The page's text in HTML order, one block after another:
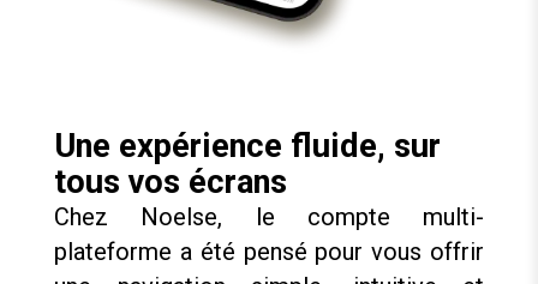
Une expérience fluide, sur
tous vos écrans
Chez Noelse, le compte multi-
plateforme a été pensé pour vous offrir